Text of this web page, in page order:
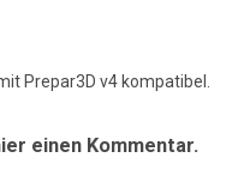
Prepar3D v4 kompatibel.
einen Kommentar.